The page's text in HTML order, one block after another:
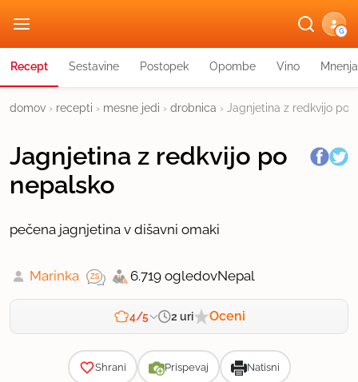
G
Recept Sestavine Postopek Opombe Vino Mnenja
domov › recepti › mesne jedi › drobnica › Jagnjetina z redkvijo po
Jagnjetina z redkvijo po
nepalsko
pečena jagnjetina v dišavni omaki
Marinka 6.719 ogledovNepal
4/5 2 uri Oceni
Shrani Prispevaj Natisni